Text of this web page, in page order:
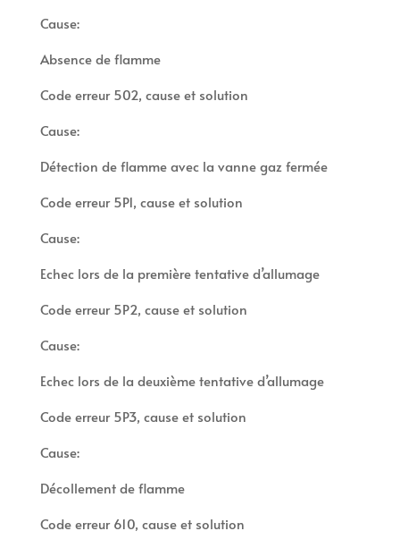
Cause:
Absence de flamme
Code erreur 502, cause et solution
Cause:
Détection de flamme avec la vanne gaz fermée
Code erreur 5P1, cause et solution
Cause:
Echec lors de la première tentative d’allumage
Code erreur 5P2, cause et solution
Cause:
Echec lors de la deuxième tentative d’allumage
Code erreur 5P3, cause et solution
Cause:
Décollement de flamme
Code erreur 610, cause et solution